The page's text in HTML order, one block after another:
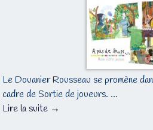
Le Douanier Rousseau se promène
cadre de Sortie de joueurs. …
Lire la suite →